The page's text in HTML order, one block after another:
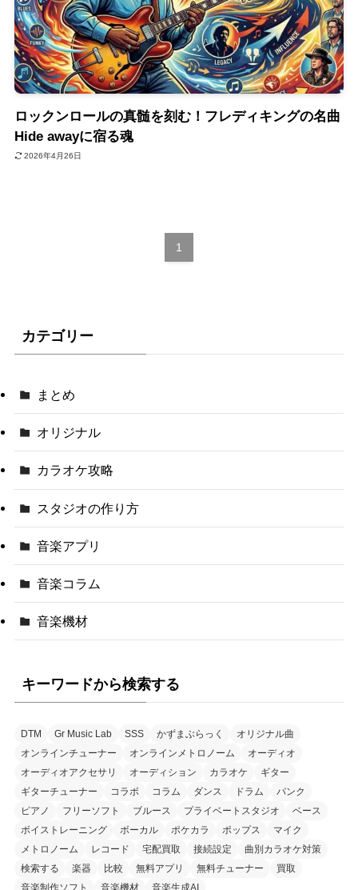
ロックンロールの真髄を刻む！フレディキングの名曲
Hide awayに宿る魂
2026年4月26日
1
カテゴリー
まとめ
オリジナル
カラオケ攻略
スタジオの作り方
音楽アプリ
音楽コラム
音楽機材
キーワードから検索する
DTM Gr Music Lab SSS かずまぶらっく
オリジナル曲
オンラインチューナー
オンラインメトロノーム
オーディオ
オーディオアクセサリ
オーディション カラオケ
ギター
ギターチューナー
コラボ コラム ダンス ドラム
パンク
ピアノ
フリーソフト ブルース プライベートスタジオ
ベース
ボイストレーニング
ボーカル ポケカラ ポップス
マイク
メトロノーム
レコード 宅配買取 接続設定
曲別カラオケ対策
検索する
楽器 比較 無料アプリ 無料チューナー
買取